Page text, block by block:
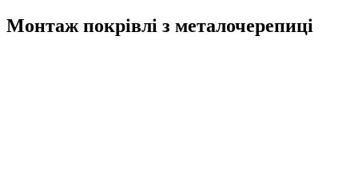
Монтаж покрівлі з металочерепиці